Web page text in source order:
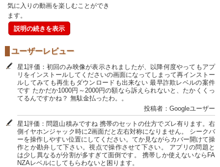
気に入りの動画を楽しむことができ
ます。
説明の続きを表示
ユーザーレビュー
星1評価：初回のみ映像が表示されましたが、以降何度やってもアプ
リをインストールしてくださいの画面になってしまって再インストー
ルしてみても再生もダウンロードも出来ない 最早詐欺レベルの案件
です たかだか1000円～2000円の額なら訴えられないと、たかくくっ
てるんですかね？ 無駄金払ったわ。。
投稿者：Googleユーザー
星1評価：問題山積みですね 携帯のセットの仕方でズレ有ります。右
側イヤホンジャック時に2画面だと左右対称になりません。 シークバ
ーを操作しやすい位置にしてください。てか見ながらカバー開けて操
作とか勘弁して下さい。視点で操作させて下さい。 アプリの問題と
は少し異なるが分割が多すぎて面倒です。 携帯しか使えないならFA
NZAレベルにしてもらわないと困ります。